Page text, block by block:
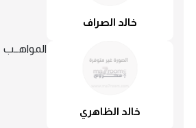
خالد الصراف
خالد الظاهري
المواهــب